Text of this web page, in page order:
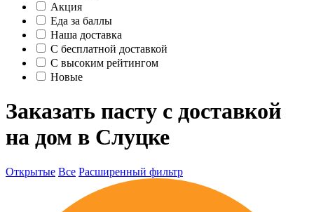
Акция
Еда за баллы
Наша доставка
C бесплатной доставкой
С высоким рейтингом
Новые
Заказать пасту с доставкой
на дом в Слуцке
Открытые Все Расширенный фильтр